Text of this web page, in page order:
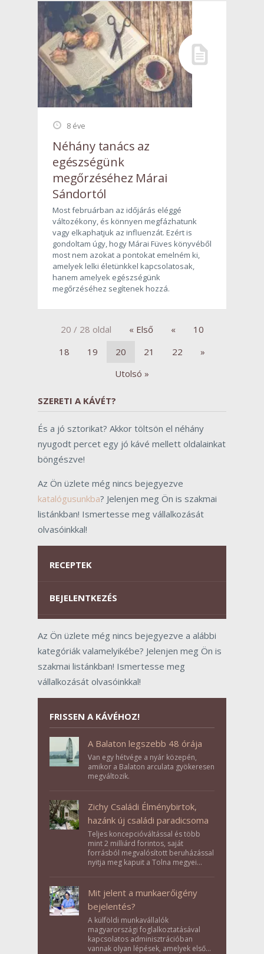
8 éve
Néhány tanács az
egészségünk
megőrzéséhez Márai
Sándortól
Most februárban az időjárás eléggé
változékony, és könnyen megfázhatunk
vagy elkaphatjuk az influenzát. Ezért is
gondoltam úgy, hogy Márai Füves könyvéből
most nem azokat a pontokat emelném ki,
amelyek lelki életünkkel kapcsolatosak,
hanem amelyek egészségünk
megőrzéséhez segítenek hozzá.
20 / 28 oldal « Első «
10
18
19 20 21 22
»
Utolsó »
SZERETI A KÁVÉT?
És a jó sztorikat? Akkor töltsön el néhány
nyugodt percet egy jó kávé mellett oldalainkat
böngészve!
Az Ön üzlete még nincs bejegyezve
katalógusunkba? Jelenjen meg Ön is szakmai
listánkban! Ismertesse meg vállalkozását
olvasóinkkal!
RECEPTEK
BEJELENTKEZÉS
Az Ön üzlete még nincs bejegyezve a alábbi
kategóriák valamelyikébe? Jelenjen meg Ön is
szakmai listánkban! Ismertesse meg
vállalkozását olvasóinkkal!
FRISSEN A KÁVÉHOZ!
A Balaton legszebb 48 órája
Van egy hétvége a nyár közepén,
amikor a Balaton arculata gyökeresen
megváltozik.
Zichy Családi Élménybirtok,
hazánk új családi paradicsoma
Teljes koncepcióváltással és több
mint 2 milliárd forintos, saját
forrásból megvalósított beruházással
nyitja meg kapuit a Tolna megyei
Mit jelent a munkaerőigény
bejelentés?
A külföldi munkavállalók
magyarországi foglalkoztatásával
kapcsolatos adminisztrációban
vannak olyan lépések, amelyek első